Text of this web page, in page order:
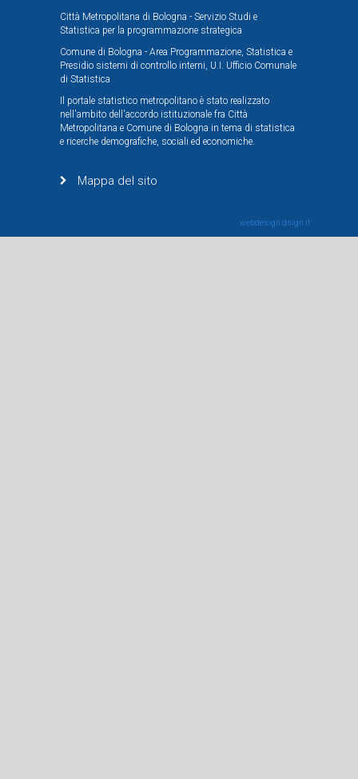
Città Metropolitana di Bologna - Servizio Studi e
Statistica per la programmazione strategica
Comune di Bologna - Area Programmazione, Statistica e
Presidio sistemi di controllo interni, U.I. Ufficio Comunale
di Statistica
Il portale statistico metropolitano è stato realizzato
nell'ambito dell'accordo istituzionale fra Città
Metropolitana e Comune di Bologna in tema di statistica
e ricerche demografiche, sociali ed economiche.
Mappa del sito
webdesign dsign.it